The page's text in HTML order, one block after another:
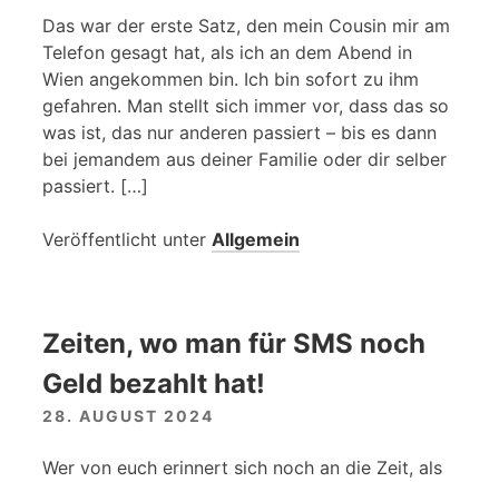
Das war der erste Satz, den mein Cousin mir am
Telefon gesagt hat, als ich an dem Abend in
Wien angekommen bin. Ich bin sofort zu ihm
gefahren. Man stellt sich immer vor, dass das so
was ist, das nur anderen passiert – bis es dann
bei jemandem aus deiner Familie oder dir selber
passiert. […]
Veröffentlicht unter Allgemein
Zeiten, wo man für SMS noch
Geld bezahlt hat!
28. AUGUST 2024
Wer von euch erinnert sich noch an die Zeit, als